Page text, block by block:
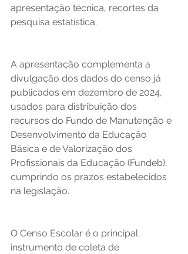
apresentação técnica, recortes da
pesquisa estatística.
A apresentação complementa a
divulgação dos dados do censo já
publicados em dezembro de 2024,
usados para distribuição dos
recursos do Fundo de Manutenção e
Desenvolvimento da Educação
Básica e de Valorização dos
Profissionais da Educação (Fundeb),
cumprindo os prazos estabelecidos
na legislação.
O Censo Escolar é o principal
instrumento de coleta de